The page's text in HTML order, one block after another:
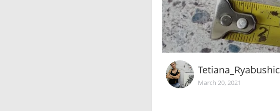
Tetiana_Ryabushic
March 20, 2021